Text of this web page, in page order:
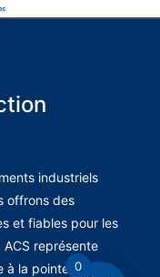
industriels
offrons des
et fiables pour les
ACS représente
à la pointe des
0